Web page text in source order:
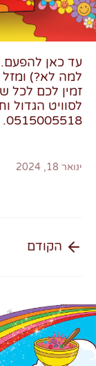
עד כאן להפעם.
למה לא?) ומזל
זמין לכם לכל
לסוויט הגדול
0515005518.
ינואר 18, 2024
הקודם